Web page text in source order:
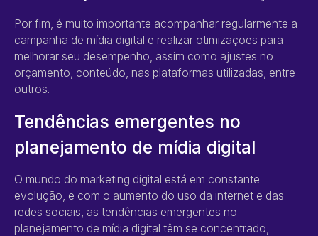
Por fim, é muito importante acompanhar regularmente a
campanha de mídia digital e realizar otimizações para
melhorar seu desempenho, assim como ajustes no
orçamento, conteúdo, nas plataformas utilizadas, entre
outros.
Tendências emergentes no
planejamento de mídia digital
O mundo do marketing digital está em constante
evolução, e com o aumento do uso da internet e das
redes sociais, as tendências emergentes no
planejamento de mídia digital têm se concentrado,